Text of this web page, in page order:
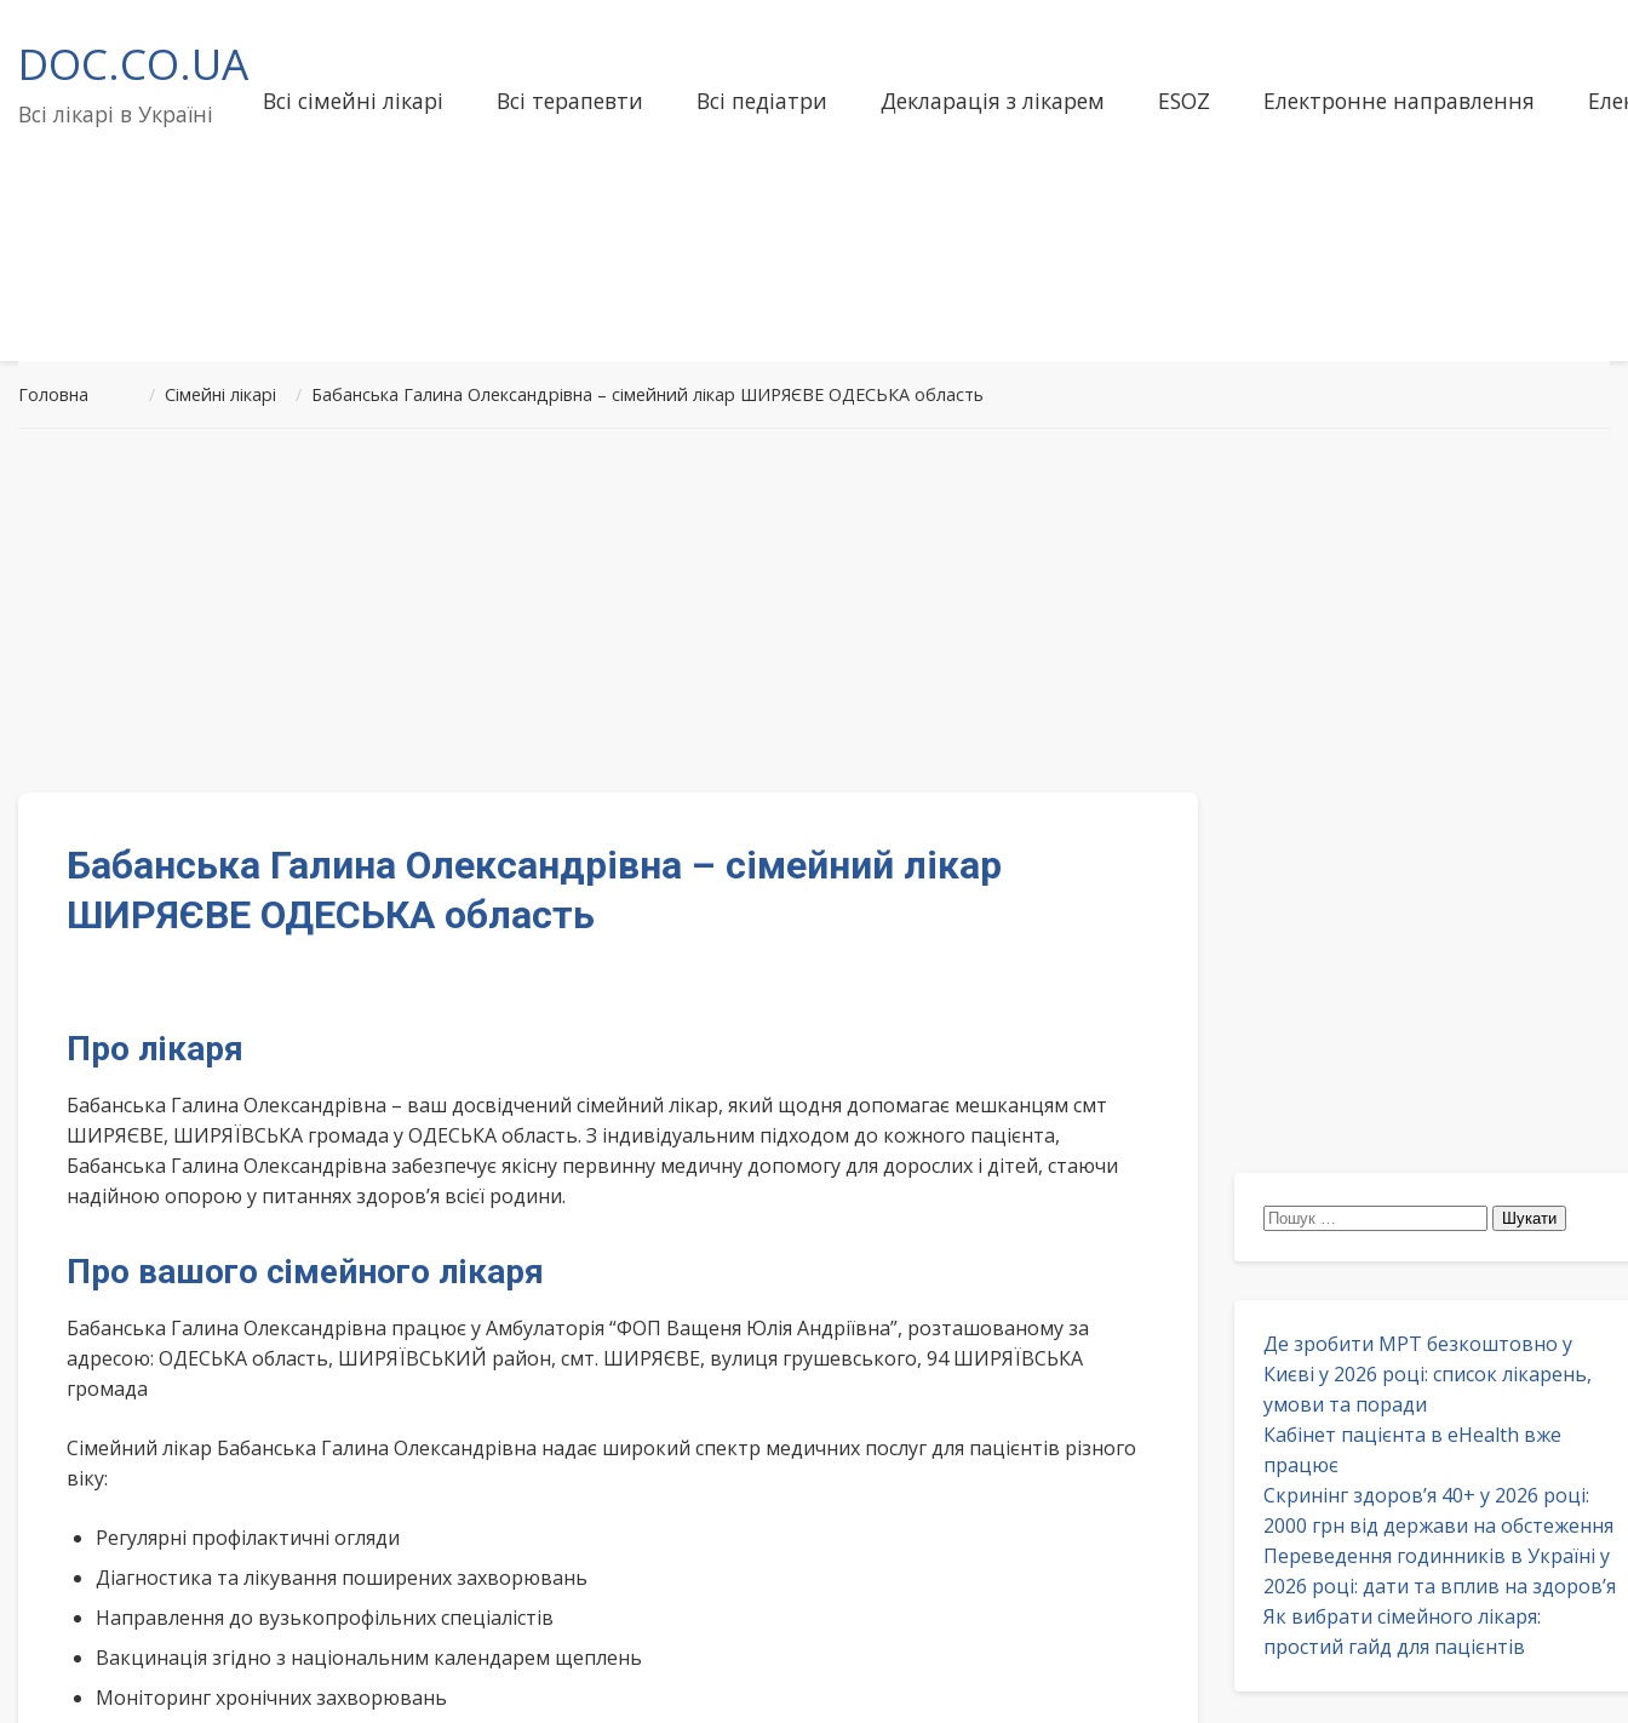
до
вмісту
DOC.CO.UA
Всі лікарі в Україні Всі сімейні лікарі Всі терапевти Всі педіатри Декларація з лікарем ESOZ Електронне направлення
Головна / Сімейні лікарі / Бабанська Галина Олександрівна – сімейний лікар ШИРЯЄВЕ ОДЕСЬКА область
Бабанська Галина Олександрівна – сімейний лікар
ШИРЯЄВЕ ОДЕСЬКА область
Про лікаря
Бабанська Галина Олександрівна – ваш досвідчений сімейний лікар, який щодня допомагає мешканцям смт
ШИРЯЄВЕ, ШИРЯЇВСЬКА громада у ОДЕСЬКА область. З індивідуальним підходом до кожного пацієнта,
Бабанська Галина Олександрівна забезпечує якісну первинну медичну допомогу для дорослих і дітей, стаючи
надійною опорою у питаннях здоров’я всієї родини.
Про вашого сімейного лікаря
Бабанська Галина Олександрівна працює у Амбулаторія “ФОП Ващеня Юлія Андріївна”, розташованому за
адресою: ОДЕСЬКА область, ШИРЯЇВСЬКИЙ район, смт. ШИРЯЄВЕ, вулиця грушевського, 94 ШИРЯЇВСЬКА
громада
Сімейний лікар Бабанська Галина Олександрівна надає широкий спектр медичних послуг для пацієнтів різного
віку:
Регулярні профілактичні огляди
Діагностика та лікування поширених захворювань
Направлення до вузькопрофільних спеціалістів
Вакцинація згідно з національним календарем щеплень
Моніторинг хронічних захворювань
Пошук:
Де зробити МРТ безкоштовно у
Києві у 2026 році: список лікарень,
умови та поради
Кабінет пацієнта в eHealth вже
працює
Скринінг здоров’я 40+ у 2026 році:
2000 грн від держави на обстеження
Переведення годинників в Україні у
2026 році: дати та вплив на здоров’я
Як вибрати сімейного лікаря:
простий гайд для пацієнтів